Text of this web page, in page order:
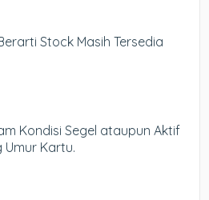
Stock Masih Tersedia
Kondisi Segel ataupun Aktif
Umur Kartu.